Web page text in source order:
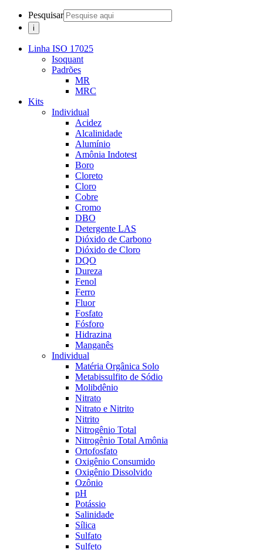
Pesquisar
Linha ISO 17025
Isoquant
Padrões
MR
MRC
Kits
Individual
Acidez
Alcalinidade
Alumínio
Amônia Indotest
Boro
Cloreto
Cloro
Cobre
Cromo
DBO
Detergente LAS
Dióxido de Carbono
Dióxido de Cloro
DQO
Dureza
Fenol
Ferro
Fluor
Fosfato
Fósforo
Hidrazina
Manganês
Individual
Matéria Orgânica Solo
Metabissulfito de Sódio
Molibdênio
Nitrato
Nitrato e Nitrito
Nitrito
Nitrogênio Total
Nitrogênio Total Amônia
Ortofosfato
Oxigênio Consumido
Oxigênio Dissolvido
Ozônio
pH
Potássio
Salinidade
Sílica
Sulfato
Sulfeto